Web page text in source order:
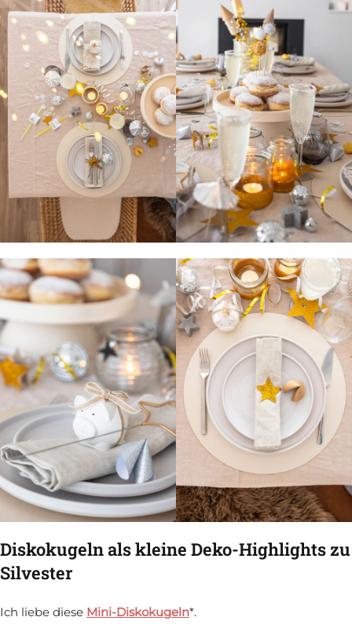
Diskokugeln als kleine Deko-Highlights zu
Silvester
Ich liebe diese Mini-Diskokugeln*.